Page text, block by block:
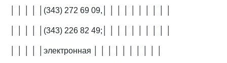
│ │ │ │ │(343) 272 69 09,│ │ │ │ │ │ │ │ │ │
│ │ │ │ │(343) 226 82 49;│ │ │ │ │ │ │ │ │ │
│ │ │ │ │электронная │ │ │ │ │ │ │ │ │ │